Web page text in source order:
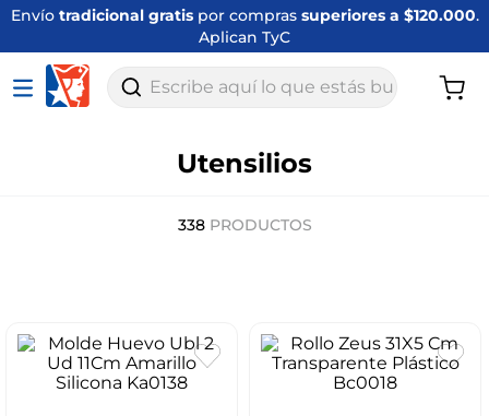
Envío tradicional gratispor compras superiores a $120.000.
Aplican TyC
Escribe aquí lo que estás buscando
Utensilios
338 PRODUCTOS